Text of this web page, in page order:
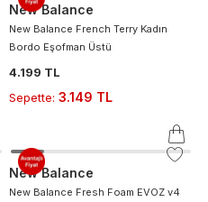
New Balance
New Balance French Terry Kadın
Bordo Eşofman Üstü
4.199 TL
Sepette: 3.149 TL
New Balance
New Balance Fresh Foam EVOZ v4